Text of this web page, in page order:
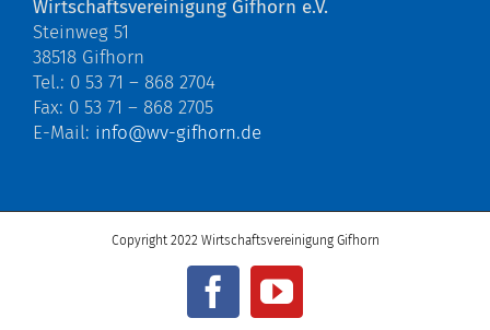
Wirtschaftsvereinigung Gifhorn e.V.
Steinweg 51
38518 Gifhorn
Tel.: 0 53 71 – 868 2704
Fax: 0 53 71 – 868 2705
E-Mail: info@wv-gifhorn.de
Copyright 2022 Wirtschaftsvereinigung Gifhorn
FacebookYouTube